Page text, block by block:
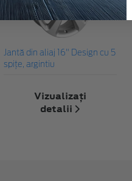
Jantă din aliaj 16" Design cu 5
spiţe, argintiu
Vizualizați
detalii